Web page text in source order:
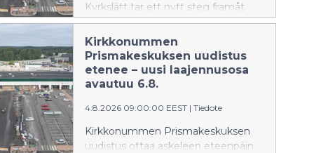
Kyrkslätt tar ett nytt steg framåt
torsdagen den 6 augusti, när den
nya tillbyggnaden nästan i sin helhet
öppnas för kunderna. Samtidigt tas
en ny ingång i bruk, den nya
kassalinjen öppnas, nätbutikens och
utökas och restaurangvärlden börjar
betjäna kunderna stegvis.
Kirkkonummen
Prismakeskuksen uudistus
etenee – uusi laajennusosa
avautuu 6.8.
4.8.2026 09:00:00 EEST | Tiedote
Kirkkonummen Prismakeskuksen
uudistus ottaa askeleen eteenpäin